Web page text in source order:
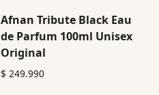
Afnan Tribute Black Eau
de Parfum 100ml Unisex
Original
$ 249.990